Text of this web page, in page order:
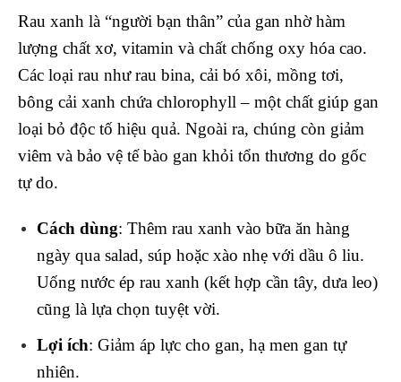
Rau xanh là “người bạn thân” của gan nhờ hàm
lượng chất xơ, vitamin và chất chống oxy hóa cao.
Các loại rau như rau bina, cải bó xôi, mồng tơi,
bông cải xanh chứa chlorophyll – một chất giúp gan
loại bỏ độc tố hiệu quả. Ngoài ra, chúng còn giảm
viêm và bảo vệ tế bào gan khỏi tổn thương do gốc
tự do.
Cách dùng: Thêm rau xanh vào bữa ăn hàng
ngày qua salad, súp hoặc xào nhẹ với dầu ô liu.
Uống nước ép rau xanh (kết hợp cần tây, dưa leo)
cũng là lựa chọn tuyệt vời.
Lợi ích: Giảm áp lực cho gan, hạ men gan tự
nhiên.